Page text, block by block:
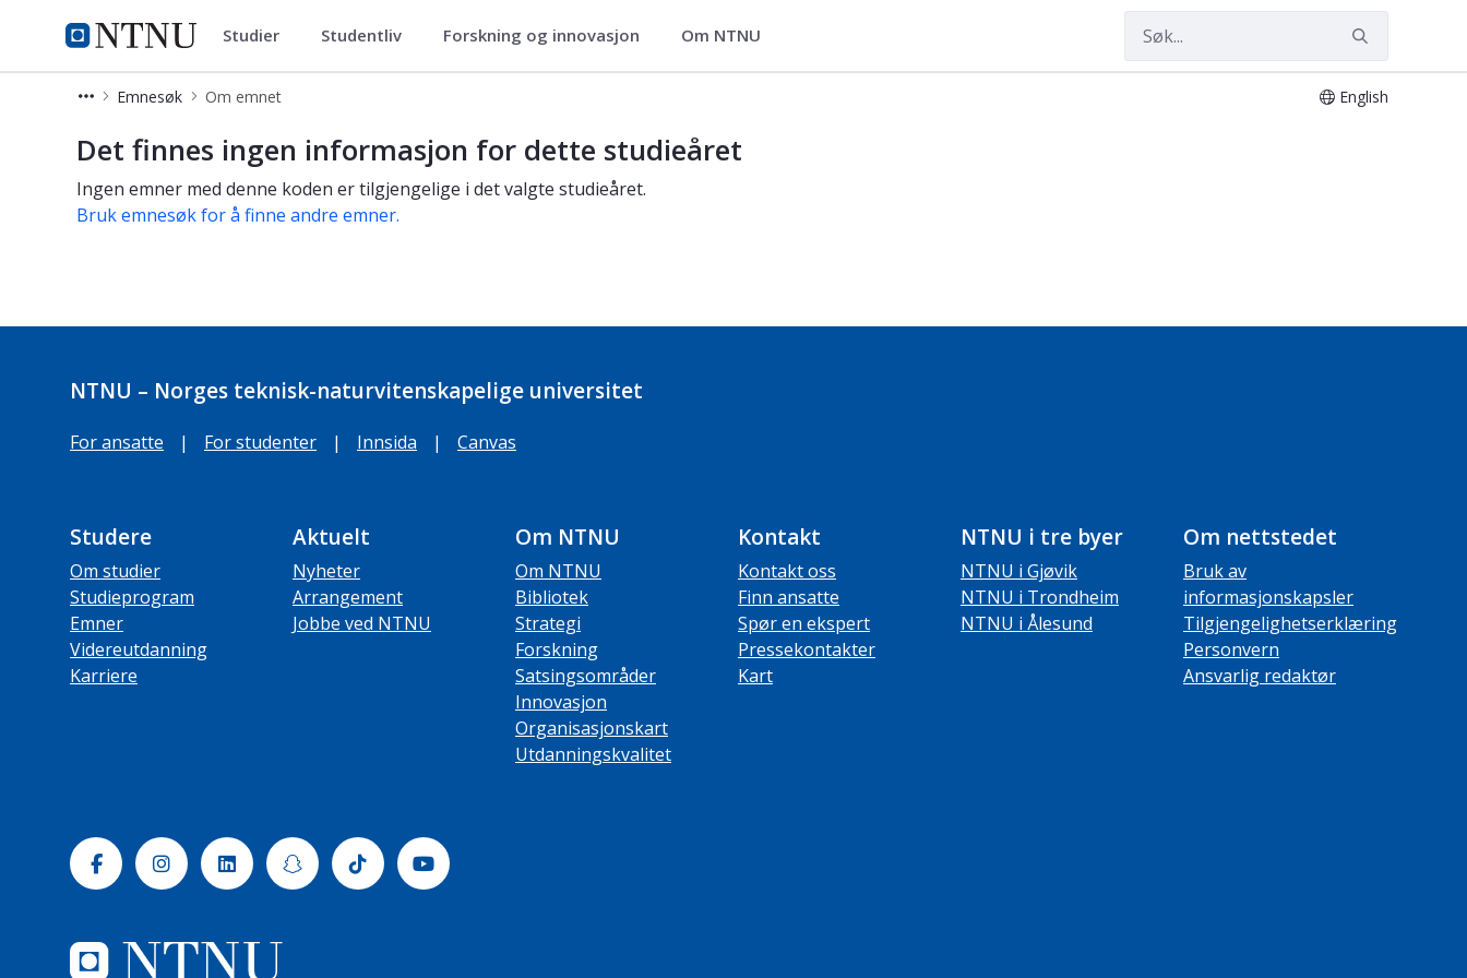
NTNU Hjemmeside
Studier Studier Studentliv Forskning og innovasjon Om NTNU
Emnesøk Om emnet English
Om emnetDet finnes ingen informasjon for dette studieåret
Ingen emner med denne koden er tilgjengelige i det valgte studieåret.
Bruk emnesøk for å finne andre emner.
NTNU – Norges teknisk-naturvitenskapelige universitet
For ansatte | For studenter | Innsida | Canvas
Studere
Om studier
Studieprogram
Emner
Videreutdanning
Karriere
Aktuelt
Nyheter
Arrangement
Jobbe ved NTNU
Om NTNU
Om NTNU
Bibliotek
Strategi
Forskning
Satsingsområder
Innovasjon
Organisasjonskart
Utdanningskvalitet
Kontakt
Kontakt oss
Finn ansatte
Spør en ekspert
Pressekontakter
Kart
NTNU i tre byer
NTNU i Gjøvik
NTNU i Trondheim
NTNU i Ålesund
Om nettstedet
Bruk av
informasjonskapsler
Tilgjengelighetserklæring
Personvern
Ansvarlig redaktør
FacebookInstagramLinkedinSnapchatTiktok Youtube